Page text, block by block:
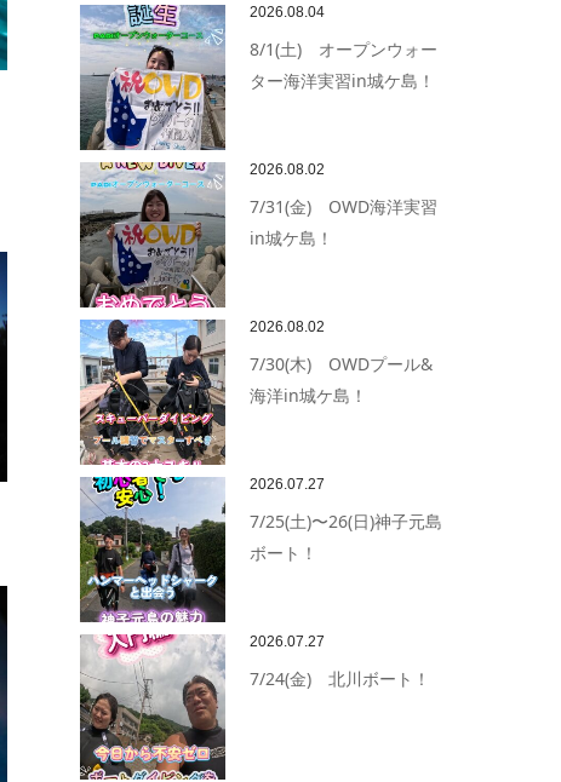
2026.08.04
8/1(土) オープンウォー
ター海洋実習in城ケ島！
2026.08.02
7/31(金) OWD海洋実習
in城ケ島！
2026.08.02
7/30(木) OWDプール&
海洋in城ケ島！
2026.07.27
7/25(土)〜26(日)神子元島
ボート！
2026.07.27
7/24(金) 北川ボート！